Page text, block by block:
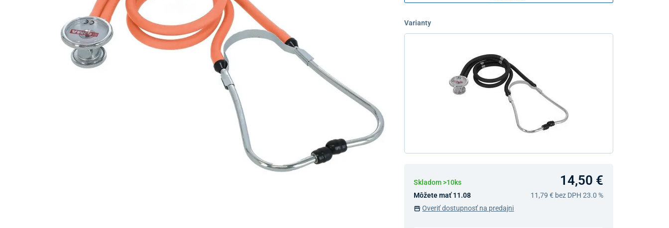
Varianty
Skladom >10ks 14,50 €
Môžete mať 11.08 11,79 € bez DPH 23.0 %
Overiť dostupnosť na predajni